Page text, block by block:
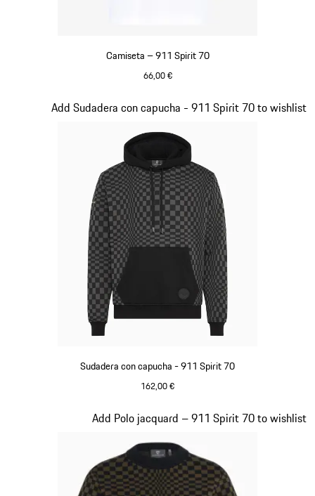
Camiseta – 911 Spirit 70
66,00 €
Sudadera con capucha - 911 Spirit 70
162,00 €
Add Sudadera con capucha - 911 Spirit 70 to wishlist
Diapositiva 2 de 20
Add Polo jacquard – 911 Spirit 70 to wishlist
Diapositiva 3 de 20